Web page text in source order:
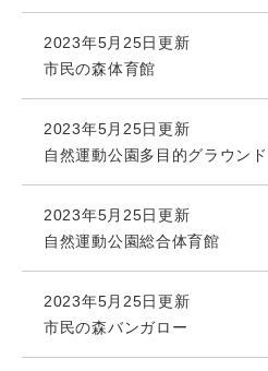
2023年5月25日更新
市民の森体育館
2023年5月25日更新
自然運動公園多目的グラウンド
2023年5月25日更新
自然運動公園総合体育館
2023年5月25日更新
市民の森バンガロー